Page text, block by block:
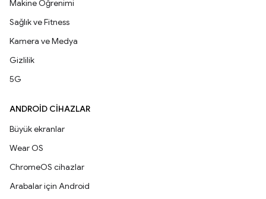
Makine Öğrenimi
Sağlık ve Fitness
Kamera ve Medya
Gizlilik
5G
ANDROID CIHAZLAR
Büyük ekranlar
Wear OS
ChromeOS cihazlar
Arabalar için Android